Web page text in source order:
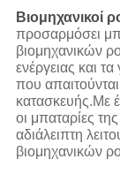
Βιομηχανικοί
προσαρμόσει
βιομηχανικών
ενέργειας και
που
κατασκευής.Με
οι μπαταρίες
αδιάλειπτη
βιομηχανικών